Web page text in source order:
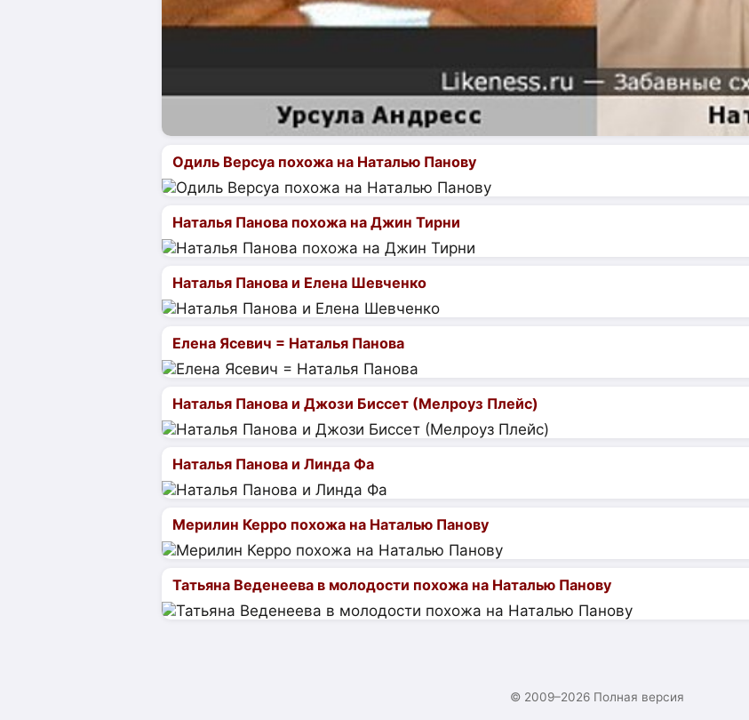
Одиль Версуа похожа на Наталью Панову
Наталья Панова похожа на Джин Тирни
Наталья Панова и Елена Шевченко
Елена Ясевич = Наталья Панова
Наталья Панова и Джози Биссет (Мелроуз Плейс)
Наталья Панова и Линда Фа
Мерилин Керро похожа на Наталью Панову
Татьяна Веденеева в молодости похожа на Наталью Панову
© 2009–2026 Полная версия